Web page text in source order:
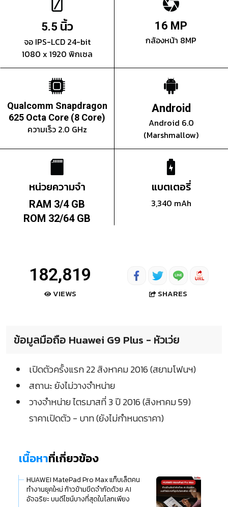
5.5 นิ้ว
จอ IPS-LCD 24-bit
1080 x 1920 พิกเซล
16 MP
กล้องหน้า 8MP
Qualcomm Snapdragon
625 Octa Core (8 Core)
ความเร็ว 2.0 GHz
Android
Android 6.0
(Marshmallow)
หน่วยความจำ
RAM 3/4 GB
ROM 32/64 GB
แบตเตอรี่
3,340 mAh
182,819
VIEWS SHARES
ข้อมูลมือถือ Huawei G9 Plus - หัวเว่ย
เปิดตัวครั้งแรก 22 สิงหาคม 2016 (สยามโฟนฯ)
สถานะ ยังไม่วางจำหน่าย
วางจำหน่าย ไตรมาสที่ 3 ปี 2016 (สิงหาคม 59)
ราคาเปิดตัว - บาท (ยังไม่กำหนดราคา)
เนื้อหาที่เกี่ยวข้อง
HUAWEI MatePad Pro Max แท็บเล็ตคน
ทำงานยุคใหม่ ก้าวข้ามขีดจำกัดด้วย AI
อัจฉริยะ บนดีไซน์บางที่สุดในโลกเพียง